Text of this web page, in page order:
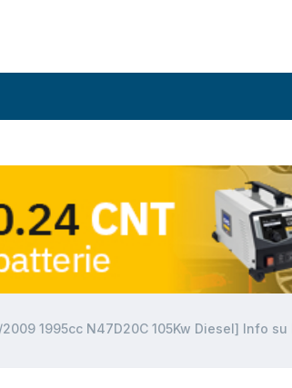
2009 1995cc N47D20C 105Kw Diesel] Info